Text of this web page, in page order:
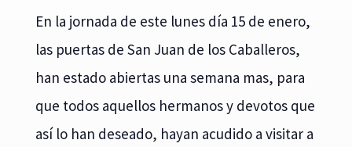
En la jornada de este lunes día 15 de enero,
las puertas de San Juan de los Caballeros,
han estado abiertas una semana mas, para
que todos aquellos hermanos y devotos que
así lo han deseado, hayan acudido a visitar a